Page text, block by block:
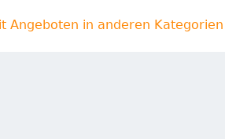
Angeboten in anderen Kategorien